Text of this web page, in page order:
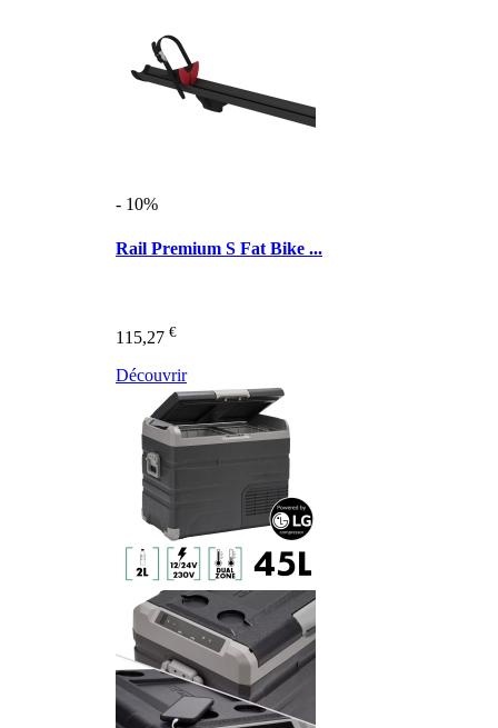
- 10%
Rail Premium S Fat Bike ...
115,27 €
Découvrir